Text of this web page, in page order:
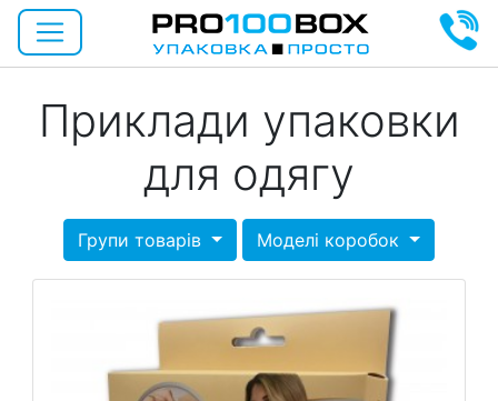
Приклади упаковки
для одягу
Групи товарів Моделі коробок